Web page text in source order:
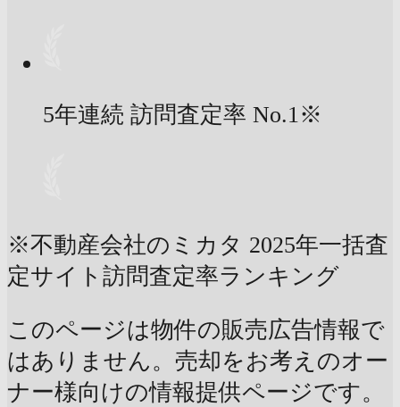
5年連続 訪問査定率 No.1※
※不動産会社のミカタ 2025年一括査
定サイト訪問査定率ランキング
このページは物件の販売広告情報で
はありません。売却をお考えのオー
ナー様向けの情報提供ページです。